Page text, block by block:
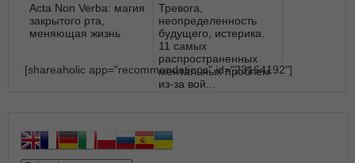
Acta Non Verba: магия
закрытого рта,
меняющая жизнь
Тревога,
неопределенность
будущего, истерика.
11 самых
распространенных
ментальных проблем
из-за вой...
[shareaholic app="recommendations" id="23164192"]